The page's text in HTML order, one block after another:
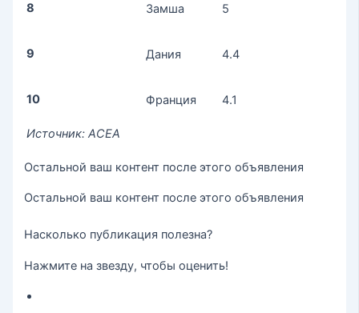
8 Замша 5
9 Дания 4.4
10 Франция 4.1
Источник: АСЕА
Остальной ваш контент после этого объявления
Остальной ваш контент после этого объявления
Насколько публикация полезна?
Нажмите на звезду, чтобы оценить!